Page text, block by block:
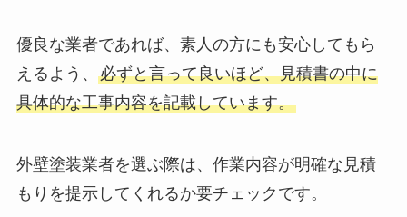
優良な業者であれば、素人の方にも安心してもら
えるよう、 必ずと言って良いほど、見積書の中に
具体的な工事内容を記載しています。
外壁塗装業者を選ぶ際は、作業内容が明確な見積
もりを提示してくれるか要チェックです。